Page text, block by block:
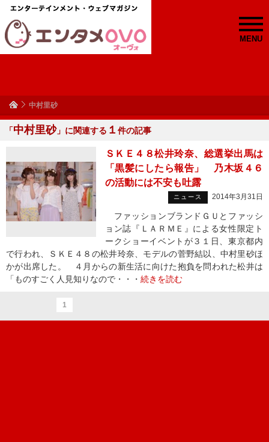
MENU
中村里砂
「中村里砂」に関連する １ 件の記事
ＳＫＥ４８松井玲奈、総選挙出馬は
「黒髪にしたら報告」 乃木坂４６
の活動には不安も吐露
ニュース 2014年3月31日
ファッションブランドＧＵとファッシ
ョン誌『ＬＡＲＭＥ』による女性限定ト
ークショーイベントが３１日、東京都内
で行われ、ＳＫＥ４８の松井玲奈、モデルの菅野結以、中村里砂ほ
かが出席した。 ４月からの新生活に向けた抱負を問われた松井は
「ものすごく人見知りなので・・・ 続きを読む
1